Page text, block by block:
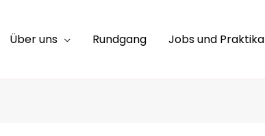
Über uns Rundgang Jobs und Praktika